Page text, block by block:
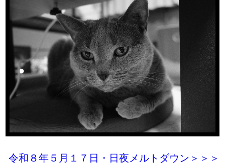
令和８年５月１７日・日夜メルトダウン＞＞＞